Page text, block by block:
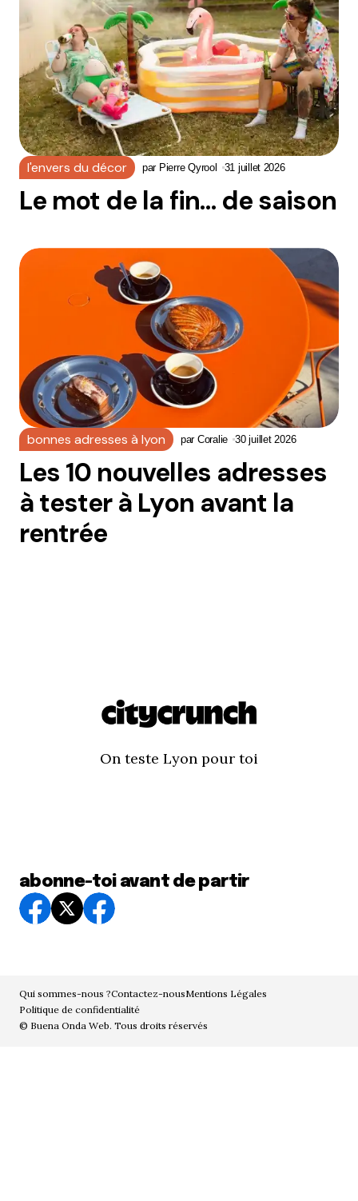
l'envers du décor par Pierre Qyrool 31 juillet 2026
Le mot de la fin… de saison
bonnes adresses à lyon par Coralie 30 juillet 2026
Les 10 nouvelles adresses
à tester à Lyon avant la
rentrée
On teste Lyon pour toi
abonne-toi avant de partir
Qui sommes-nous ?Contactez-nousMentions Légales
Politique de confidentialité
© Buena Onda Web. Tous droits réservés